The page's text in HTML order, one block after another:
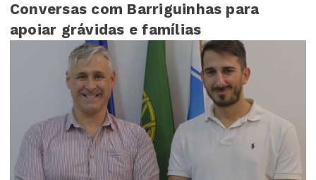
Conversas com Barriguinhas para
apoiar grávidas e famílias